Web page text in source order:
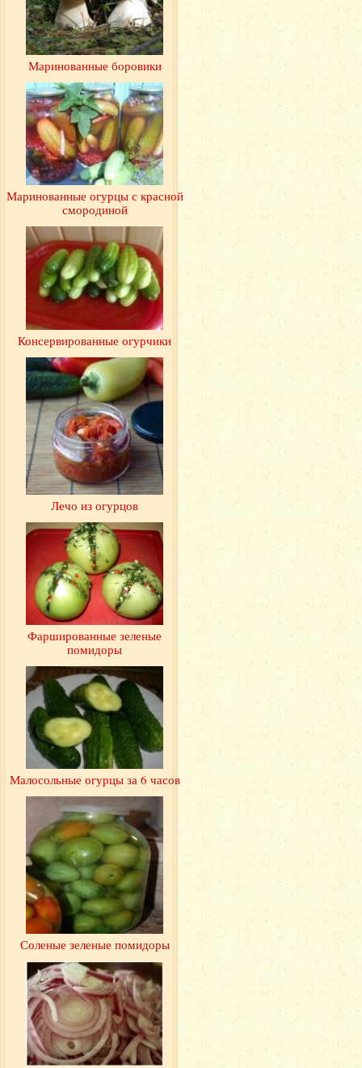
Маринованные боровики
Маринованные огурцы с красной
смородиной
Консервированные огурчики
Лечо из огурцов
Фаршированные зеленые
помидоры
Малосольные огурцы за 6 часов
Соленые зеленые помидоры